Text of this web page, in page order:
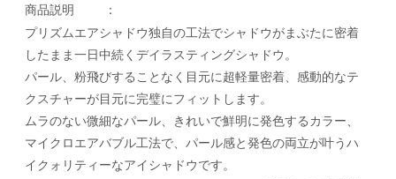
商品説明
：
プリズムエアシャドウ独自の工法でシャドウがまぶたに密着
したまま一日中続くデイラスティングシャドウ。
パール、粉飛びすることなく目元に超軽量密着、感動的なテ
クスチャーが目元に完璧にフィットします。
ムラのない微細なパール、きれいで鮮明に発色するカラー、
マイクロエアバブル工法で、パール感と発色の両立が叶うハ
イクォリティーなアイシャドウです。